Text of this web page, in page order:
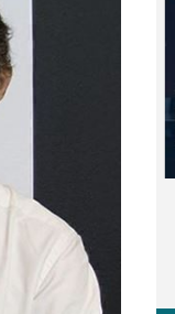
come la
lo